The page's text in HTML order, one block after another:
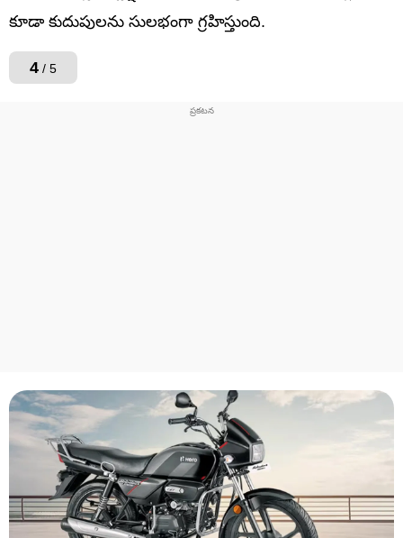
కూడా కుదుపులను సులభంగా గ్రహిస్తుంది.
4 / 5